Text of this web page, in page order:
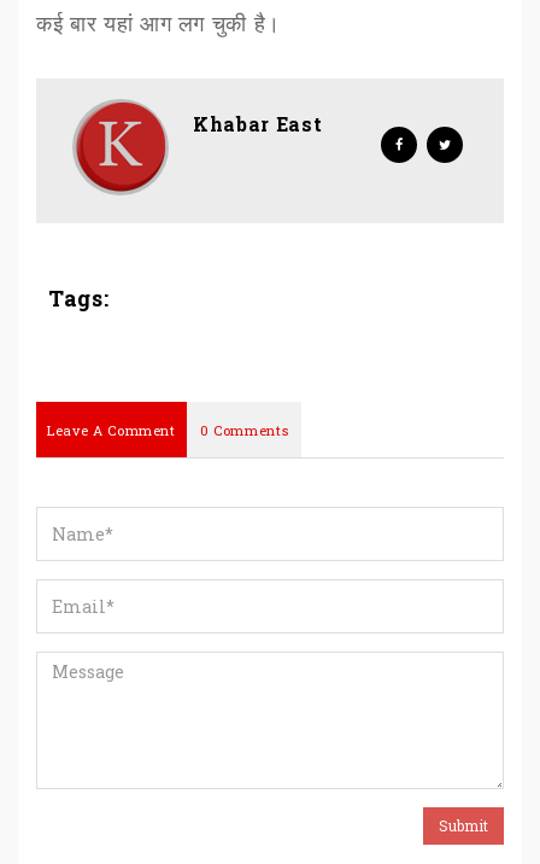
कई बार यहां आग लग चुकी है।
Khabar East
Tags:
Leave A Comment 0 Comments